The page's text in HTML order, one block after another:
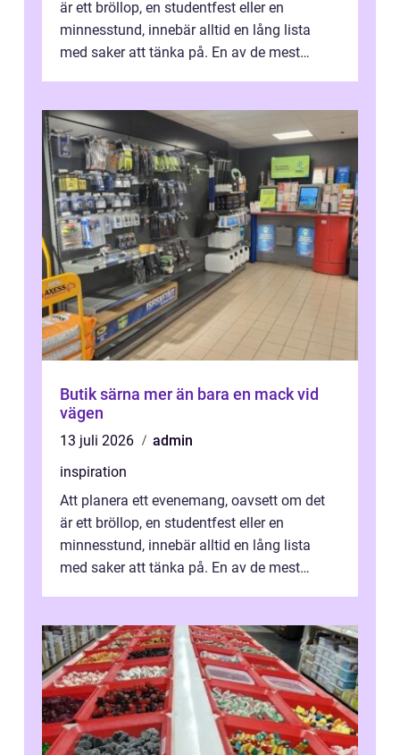
är ett bröllop, en studentfest eller en
minnesstund, innebär alltid en lång lista
med saker att tänka på. En av de mest
Butik särna mer än bara en mack vid
vägen
13 juli 2026
admin
inspiration
Att planera ett evenemang, oavsett om det
är ett bröllop, en studentfest eller en
minnesstund, innebär alltid en lång lista
med saker att tänka på. En av de mest